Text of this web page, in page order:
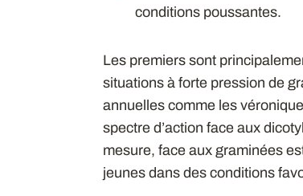
conditions poussantes.
Les premiers sont
situations à forte pression de
annuelles comme les
spectre d’action face aux
mesure, face aux graminées
jeunes dans des conditions